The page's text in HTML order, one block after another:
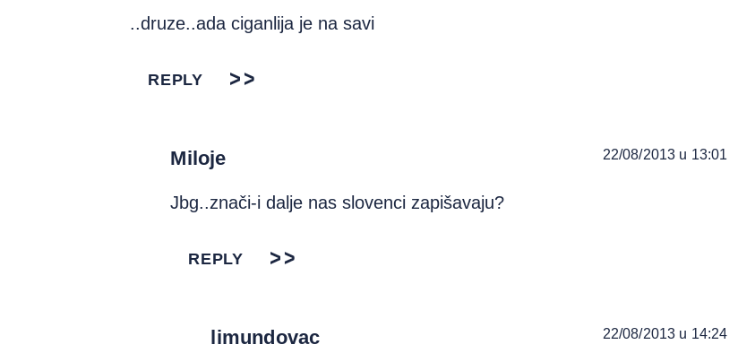
..druze..ada ciganlija je na savi
REPLY
Miloje 22/08/2013 u 13:01
Jbg..znači-i dalje nas slovenci zapišavaju?
REPLY
limundovac 22/08/2013 u 14:24